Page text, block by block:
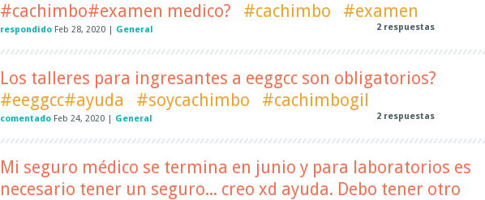
#cachimbo#examen medico?
#cachimbo #examen
respondido Feb 28, 2020 General 2 respuestas
Los talleres para ingresantes a eeggcc son obligatorios?
#eeggcc#ayuda
#soycachimbo #cachimbogil
comentado Feb 24, 2020 General 2 respuestas
Mi seguro médico se termina en junio y para laboratorios es
necesario tener un seguro... creo xd ayuda. Debo tener otro